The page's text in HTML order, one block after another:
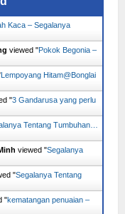
Kaca – Segalanya
viewed "Pokok Begonia –
Lempoyang Hitam@Bonglai
"3 Gandarusa yang perlu
Tentang Tumbuhan…
viewed "Segalanya
"Segalanya Tentang
"kematangan penuaian –